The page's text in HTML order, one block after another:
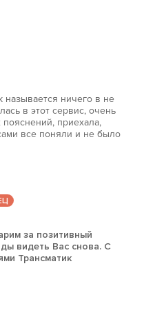
называется ничего в не
в этот сервис, очень
приехала,
все поняли и не было
за позитивный
видеть Вас снова. С
Трансматик